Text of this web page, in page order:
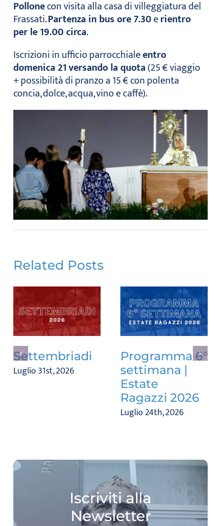
Pollonecon visita alla casa di villeggiatura del
Frassati.Partenza in bus ore 7.30erientro
per le 19.00 circa.
Iscrizioni in ufficio parrocchialeentro
domenica 21versando la quota(25 € viaggio
+ possibilità di pranzo a 15 € con polenta
concia, dolce, acqua, vino e caffè).
Related Posts
Settembriadi
Luglio 31st, 2026
Programma 6°
settimana |
Estate
Ragazzi 2026
Luglio 24th, 2026
Iscriviti alla
Newsletter